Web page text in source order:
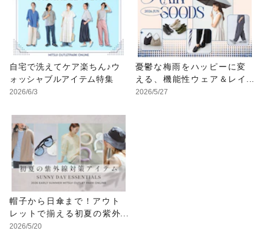
自宅で洗えてケア楽ちん♪ウ
ォッシャブルアイテム特集
2026/6/3
憂鬱な梅雨をハッピーに変
える、機能性ウェア＆レイ
ングッズ
2026/5/27
帽子から日傘まで！アウト
レットで揃える初夏の紫外
線対策アイテム
2026/5/20